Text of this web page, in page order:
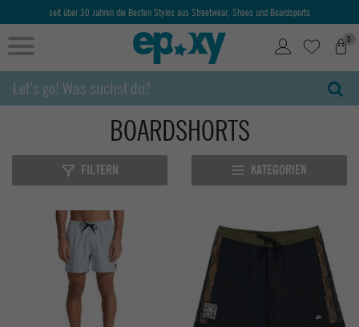
seit über 30 Jahren die Besten Styles aus Streetwear, Shoes und Boardsports
0
BOARDSHORTS
FILTERN KATEGORIEN